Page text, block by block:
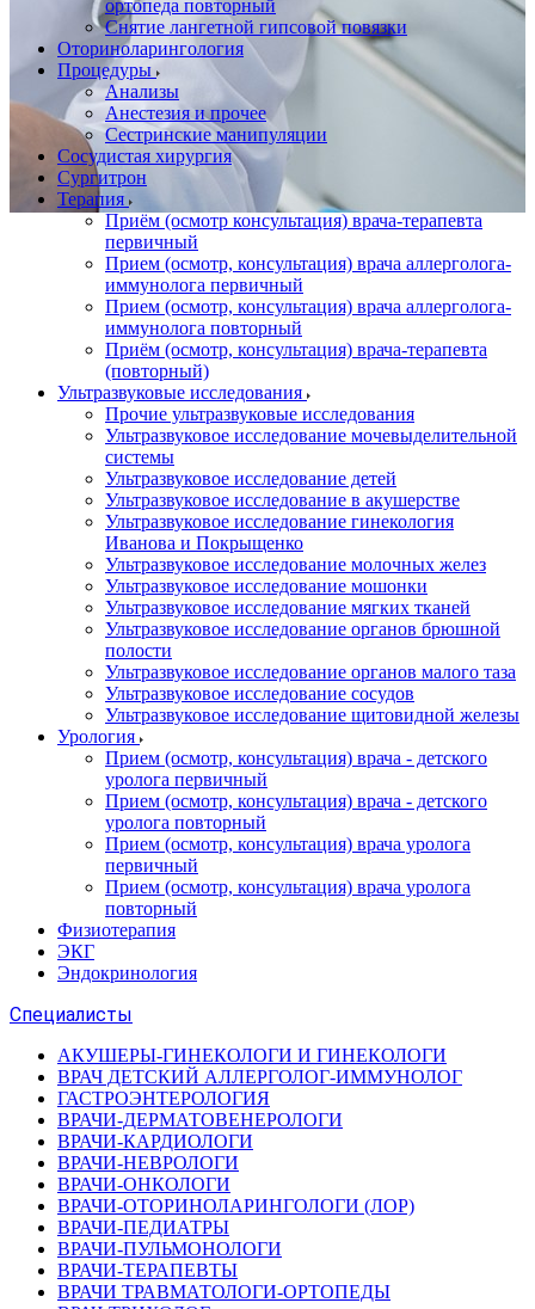
ортопеда повторный
Снятие лангетной гипсовой повязки
Оториноларингология
Процедуры
Анализы
Анестезия и прочее
Сестринские манипуляции
Сосудистая хирургия
Сургитрон
Терапия
Приём (осмотр консультация) врача-терапевта
первичный
Прием (осмотр, консультация) врача аллерголога-
иммунолога первичный
Прием (осмотр, консультация) врача аллерголога-
иммунолога повторный
Приём (осмотр, консультация) врача-терапевта
(повторный)
Ультразвуковые исследования
Прочие ультразвуковые исследования
Ультразвуковое исследование мочевыделительной
системы
Ультразвуковое исследование детей
Ультразвуковое исследование в акушерстве
Ультразвуковое исследование гинекология
Иванова и Покрыщенко
Ультразвуковое исследование молочных желез
Ультразвуковое исследование мошонки
Ультразвуковое исследование мягких тканей
Ультразвуковое исследование органов брюшной
полости
Ультразвуковое исследование органов малого таза
Ультразвуковое исследование сосудов
Ультразвуковое исследование щитовидной железы
Урология
Прием (осмотр, консультация) врача - детского
уролога первичный
Прием (осмотр, консультация) врача - детского
уролога повторный
Прием (осмотр, консультация) врача уролога
первичный
Прием (осмотр, консультация) врача уролога
повторный
Физиотерапия
ЭКГ
Эндокринология
Специалисты
АКУШЕРЫ-ГИНЕКОЛОГИ И ГИНЕКОЛОГИ
ВРАЧ ДЕТСКИЙ АЛЛЕРГОЛОГ-ИММУНОЛОГ
ГАСТРОЭНТЕРОЛОГИЯ
ВРАЧИ-ДЕРМАТОВЕНЕРОЛОГИ
ВРАЧИ-КАРДИОЛОГИ
ВРАЧИ-НЕВРОЛОГИ
ВРАЧИ-ОНКОЛОГИ
ВРАЧИ-ОТОРИНОЛАРИНГОЛОГИ (ЛОР)
ВРАЧИ-ПЕДИАТРЫ
ВРАЧИ-ПУЛЬМОНОЛОГИ
ВРАЧИ-ТЕРАПЕВТЫ
ВРАЧИ ТРАВМАТОЛОГИ-ОРТОПЕДЫ